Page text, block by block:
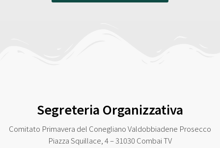
Segreteria Organizzativa
Comitato Primavera del Conegliano Valdobbiadene Prosecco
Piazza Squillace, 4 – 31030 Combai TV